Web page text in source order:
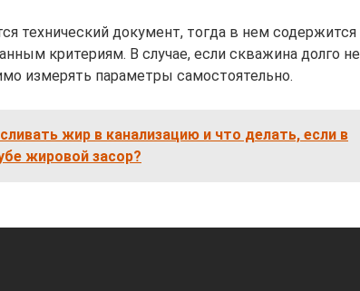
технический документ, тогда в нем содержится
критериям. В случае, если скважина долго не
измерять параметры самостоятельно.
жир в канализацию и что делать, если в
жировой засор?